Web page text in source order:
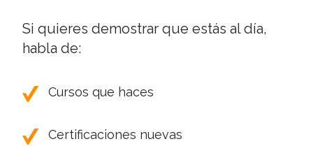
Si quieres demostrar que estás al día,
habla de:
Cursos que haces
Certificaciones nuevas